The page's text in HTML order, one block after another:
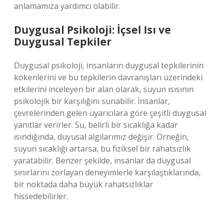
anlamamıza yardımcı olabilir.
Duygusal Psikoloji: İçsel Isı ve
Duygusal Tepkiler
Duygusal psikoloji, insanların duygusal tepkilerinin
kökenlerini ve bu tepkilerin davranışları üzerindeki
etkilerini inceleyen bir alan olarak, suyun ısısının
psikolojik bir karşılığını sunabilir. İnsanlar,
çevrelerinden gelen uyarıcılara göre çeşitli duygusal
yanıtlar verirler. Su, belirli bir sıcaklığa kadar
ısındığında, duyusal algılarımız değişir. Örneğin,
suyun sıcaklığı artarsa, bu fiziksel bir rahatsızlık
yaratabilir. Benzer şekilde, insanlar da duygusal
sınırlarını zorlayan deneyimlerle karşılaştıklarında,
bir noktada daha büyük rahatsızlıklar
hissedebilirler.